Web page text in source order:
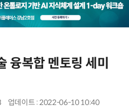
융복합 멘토링 세미
업데이트 : 2022-06-10 10:40